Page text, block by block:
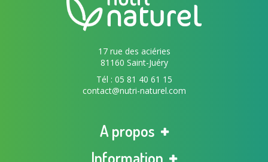
17 rue des aciéries
81160 Saint-Juéry
Tél : 05 81 40 61 15
contact@nutri-naturel.com
A propos
Information